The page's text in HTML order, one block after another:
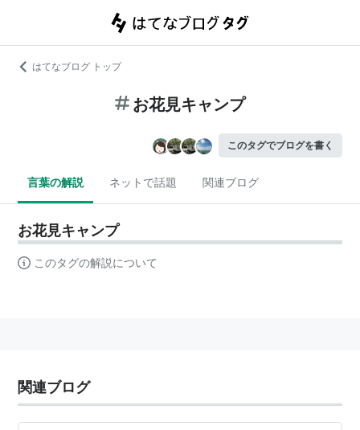
はてなブログ トップ
お花見キャンプ
このタグでブログを書く
言葉の解説 ネットで話題 関連ブログ
お花見キャンプ
このタグの解説について
関連ブログ